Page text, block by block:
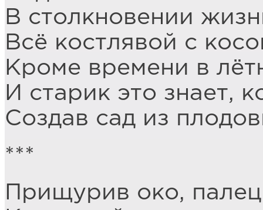
В столкновении
Всё костлявой с
Кроме времени в
И старик это знает,
Создав сад из
***
Прищурив око,